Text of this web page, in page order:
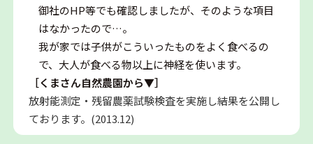
御社のHP等でも確認しましたが、そのような項目
はなかったので…。
我が家では子供がこういったものをよく食べるの
で、大人が食べる物以上に神経を使います。
［くまさん自然農園から▼］
放射能測定・残留農薬試験検査を実施し結果を公開し
ております。(2013.12)